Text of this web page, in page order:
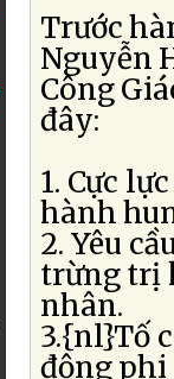
Trước
Nguyễn
Công
đây:
1. Cực
hành
2. Yêu
trừng trị
nhân.
3.{nl}Tố
động